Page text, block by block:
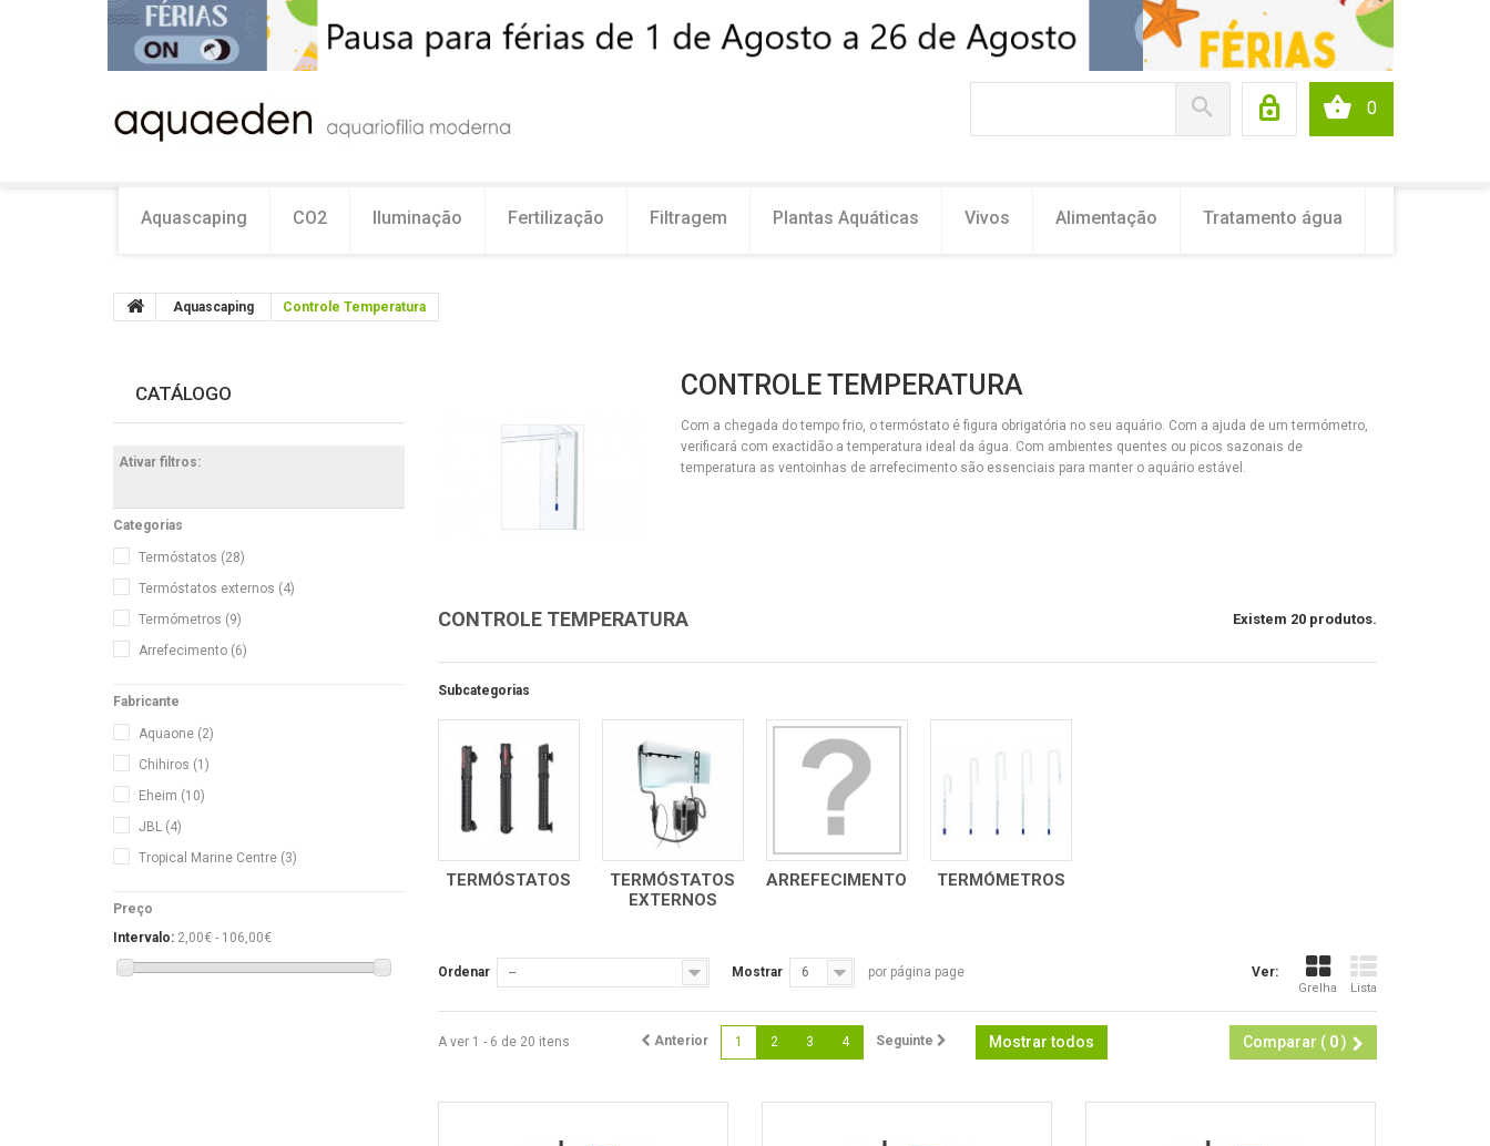
0
Aquascaping CO2 Iluminação Fertilização Filtragem Plantas Aquáticas Vivos Alimentação Tratamento água
Aquascaping Controle Temperatura
CONTROLE TEMPERATURA
Com a chegada do tempo frio, o termóstato é figura obrigatória no seu aquário. Com a ajuda de um termómetro,
verificará com exactidão a temperatura ideal da água. Com ambientes quentes ou picos sazonais de
temperatura as ventoinhas de arrefecimento são essenciais para manter o aquário estável.
CONTROLE TEMPERATURA Existem 20 produtos.
Subcategorias
TERMÓSTATOS
TERMÓSTATOS
EXTERNOS
ARREFECIMENTO TERMÓMETROS
Ver:
Grelha Lista
Ordenar -- Mostrar 6 por página page
Comparar ( 0)
Mostrar todos
Anterior 1 2 3 4 Seguinte
A ver 1 - 6 de 20 itens
CATÁLOGO
Ativar filtros:
Categorias
Termóstatos (28)
Termóstatos externos (4)
Termómetros (9)
Arrefecimento (6)
Fabricante
Aquaone (2)
Chihiros (1)
Eheim (10)
JBL (4)
Tropical Marine Centre (3)
Preço
Intervalo: 2,00€ - 106,00€